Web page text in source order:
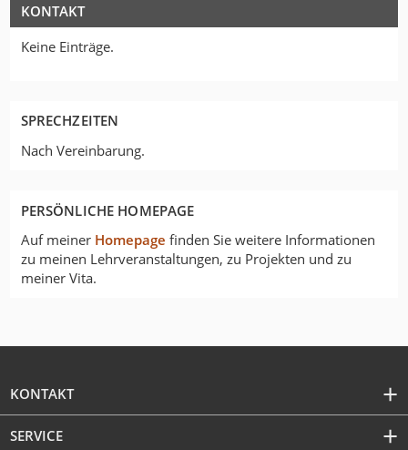
KONTAKT
Keine Einträge.
SPRECHZEITEN
Nach Vereinbarung.
PERSÖNLICHE HOMEPAGE
Auf meiner Homepage finden Sie weitere Informationen
zu meinen Lehrveranstaltungen, zu Projekten und zu
meiner Vita.
KONTAKT
SERVICE